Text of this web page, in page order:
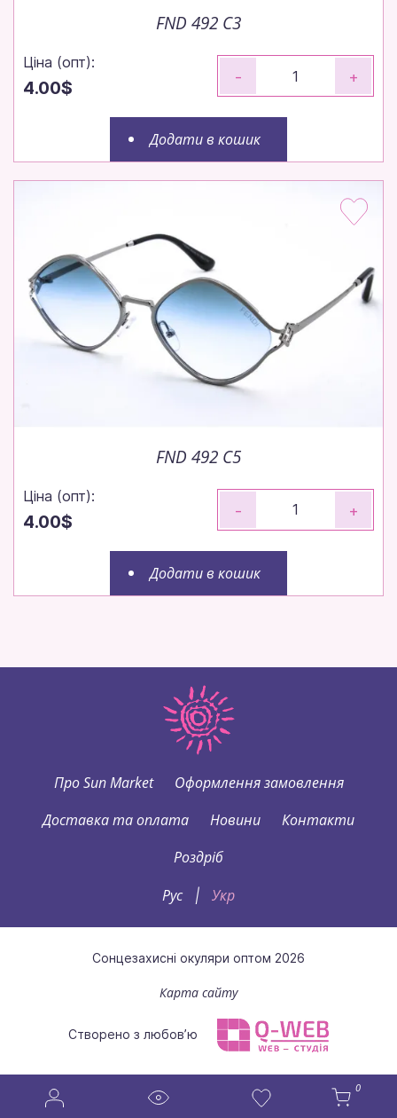
FND 492 C3
Ціна (опт):
4.00$
- +
Додати в кошик
FND 492 C5
Ціна (опт):
4.00$
- +
Додати в кошик
Про Sun Market
Оформлення замовлення
Доставка та оплата
Новини
Контакти
Роздріб
Рус
| Укр
Сонцезахисні окуляри оптом 2026
Карта сайту
Створено з любов’ю
0